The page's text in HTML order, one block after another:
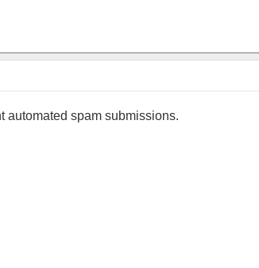
automated spam submissions.